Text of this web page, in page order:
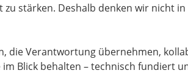
zu stärken. Deshalb denken wir nicht
die Verantwortung übernehmen,
im Blick behalten – technisch fundiert